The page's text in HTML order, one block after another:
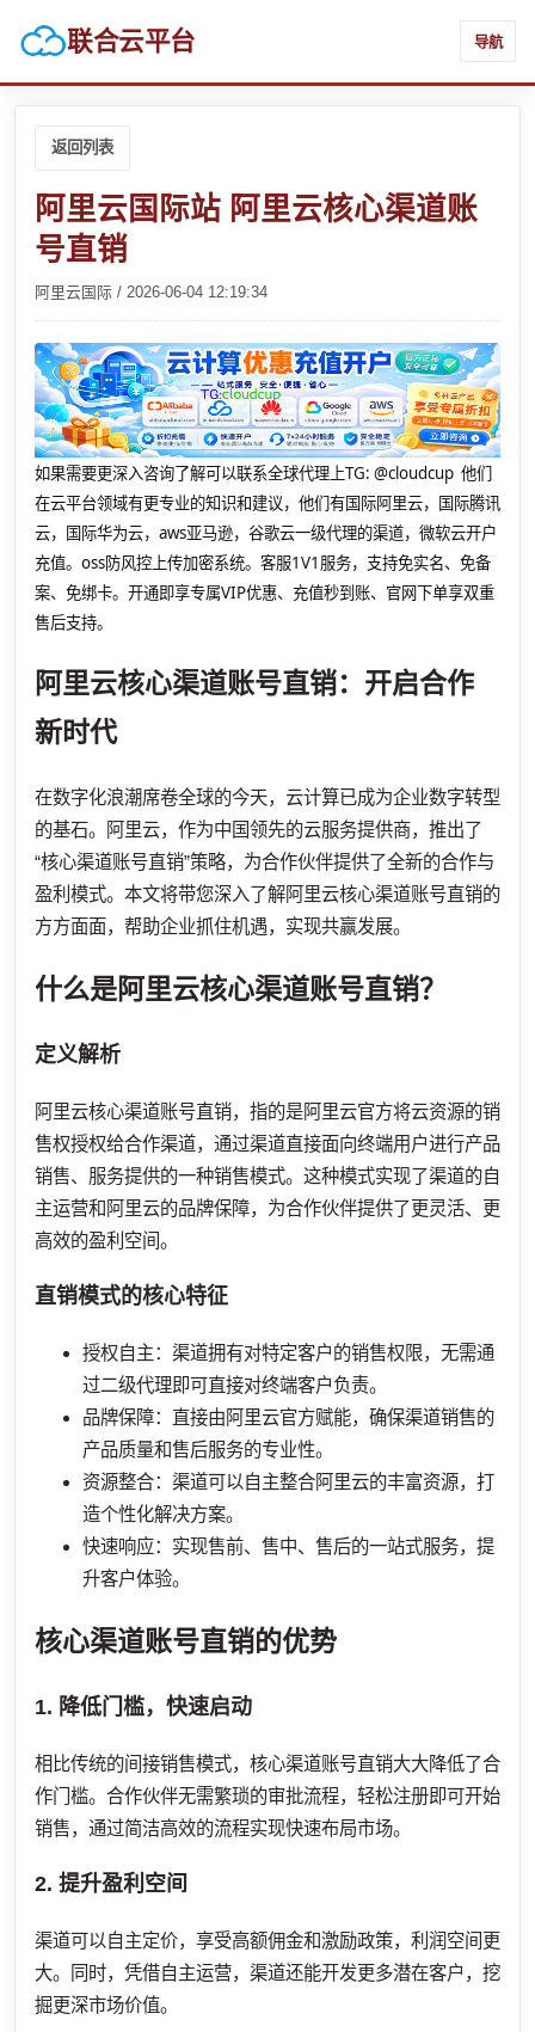
联合云平台 导航
返回列表
阿里云国际站 阿里云核心渠道账
号直销
阿里云国际 / 2026-06-04 12:19:34
如果需要更深入咨询了解可以联系全球代理上TG: @cloudcup 他们
在云平台领域有更专业的知识和建议，他们有国际阿里云，国际腾讯
云，国际华为云，aws亚马逊，谷歌云一级代理的渠道，微软云开户
充值。oss防风控上传加密系统。客服1V1服务，支持免实名、免备
案、免绑卡。开通即享专属VIP优惠、充值秒到账、官网下单享双重
售后支持。
阿里云核心渠道账号直销：开启合作
新时代
在数字化浪潮席卷全球的今天，云计算已成为企业数字转型
的基石。阿里云，作为中国领先的云服务提供商，推出了
“核心渠道账号直销”策略，为合作伙伴提供了全新的合作与
盈利模式。本文将带您深入了解阿里云核心渠道账号直销的
方方面面，帮助企业抓住机遇，实现共赢发展。
什么是阿里云核心渠道账号直销？
定义解析
阿里云核心渠道账号直销，指的是阿里云官方将云资源的销
售权授权给合作渠道，通过渠道直接面向终端用户进行产品
销售、服务提供的一种销售模式。这种模式实现了渠道的自
主运营和阿里云的品牌保障，为合作伙伴提供了更灵活、更
高效的盈利空间。
直销模式的核心特征
授权自主：渠道拥有对特定客户的销售权限，无需通
过二级代理即可直接对终端客户负责。
品牌保障：直接由阿里云官方赋能，确保渠道销售的
产品质量和售后服务的专业性。
资源整合：渠道可以自主整合阿里云的丰富资源，打
造个性化解决方案。
快速响应：实现售前、售中、售后的一站式服务，提
升客户体验。
核心渠道账号直销的优势
1. 降低门槛，快速启动
相比传统的间接销售模式，核心渠道账号直销大大降低了合
作门槛。合作伙伴无需繁琐的审批流程，轻松注册即可开始
销售，通过简洁高效的流程实现快速布局市场。
2. 提升盈利空间
渠道可以自主定价，享受高额佣金和激励政策，利润空间更
大。同时，凭借自主运营，渠道还能开发更多潜在客户，挖
掘更深市场价值。